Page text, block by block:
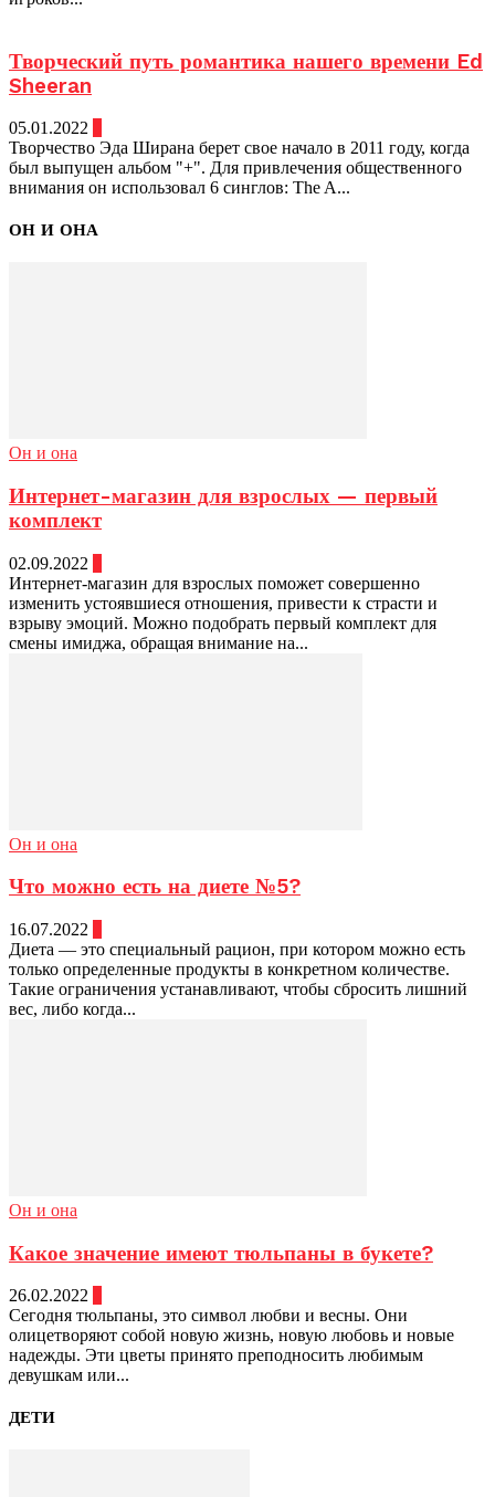
Творческий путь романтика нашего времени Ed
Sheeran
05.01.2022
Творчество Эда Ширана берет свое начало в 2011 году, когда
был выпущен альбом "+". Для привлечения общественного
внимания он использовал 6 синглов: The A...
ОН И ОНА
Он и она
Интернет-магазин для взрослых — первый
комплект
02.09.2022
Интернет-магазин для взрослых поможет совершенно
изменить устоявшиеся отношения, привести к страсти и
взрыву эмоций. Можно подобрать первый комплект для
смены имиджа, обращая внимание на...
Он и она
Что можно есть на диете №5?
16.07.2022
Диета — это специальный рацион, при котором можно есть
только определенные продукты в конкретном количестве.
Такие ограничения устанавливают, чтобы сбросить лишний
вес, либо когда...
Он и она
Какое значение имеют тюльпаны в букете?
26.02.2022
Сегодня тюльпаны, это символ любви и весны. Они
олицетворяют собой новую жизнь, новую любовь и новые
надежды. Эти цветы принято преподносить любимым
девушкам или...
ДЕТИ